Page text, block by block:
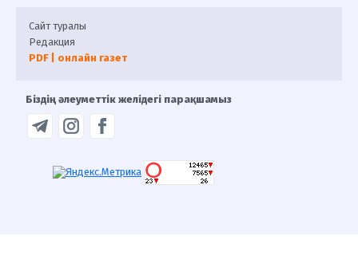
Сайт туралы
Редакция
PDF | онлайн газет
Біздің әлеуметтік желідегі парақшамыз